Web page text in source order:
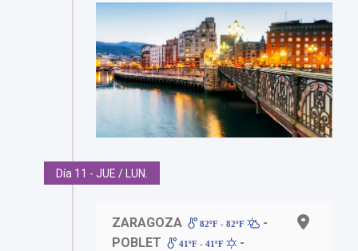
Día 11 - JUE / LUN.
ZARAGOZA 82ºF - 82ºF
-
POBLET
41ºF - 41ºF
-